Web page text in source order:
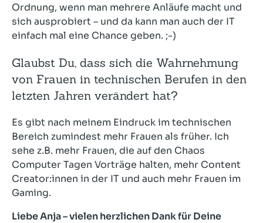
Ordnung, wenn man mehrere Anläufe macht und
sich ausprobiert – und da kann man auch der IT
einfach mal eine Chance geben. ;-)
Glaubst Du, dass sich die Wahrnehmung
von Frauen in technischen Berufen in den
letzten Jahren verändert hat?
Es gibt nach meinem Eindruck im technischen
Bereich zumindest mehr Frauen als früher. Ich
sehe z.B. mehr Frauen, die auf den Chaos
Computer Tagen Vorträge halten, mehr Content
Creator:innen in der IT und auch mehr Frauen im
Gaming.
Liebe Anja – vielen herzlichen Dank für Deine